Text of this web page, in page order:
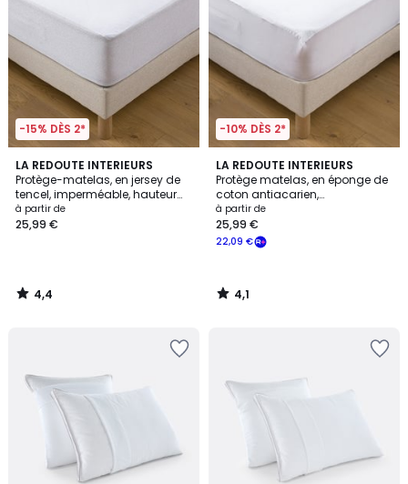
-15% DÈS 2*
LA REDOUTE INTERIEURS
Protège-matelas, en jersey de
tencel, imperméable, hauteur
maxi 25 cm
Prix
à
25,99
€.
à partir de
25,99 €
4,4
/ 5
4,4
/
-10% DÈS 2*
LA REDOUTE INTERIEURS
Protège matelas, en éponge de
coton antiacarien,
imperméable, hauteur maxi 25
cm
à partir de
22,09 €
25,99 €
4,1
/ 5
4,1
/